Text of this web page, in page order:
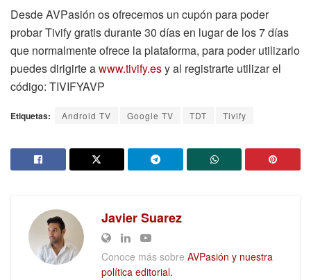
Desde AVPasión os ofrecemos un cupón para poder
probar Tivify gratis durante 30 días en lugar de los 7 días
que normalmente ofrece la plataforma, para poder utilizarlo
puedes dirigirte awww.tivify.esy al registrarte utilizar el
código: TIVIFYAVP
Etiquetas: Android TV Google TV TDT Tivify
Javier Suarez
Conoce más sobre AVPasión y nuestra
política editorial.